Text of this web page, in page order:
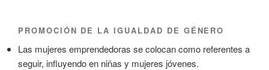
PROMOCIÓN DE LA IGUALDAD DE GÉNERO
Las mujeres emprendedoras se colocan como referentes a
seguir, influyendo en niñas y mujeres jóvenes.